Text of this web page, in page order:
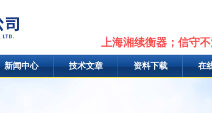
上海湘续衡器；信守
新闻中心 技术文章 资料下载 在